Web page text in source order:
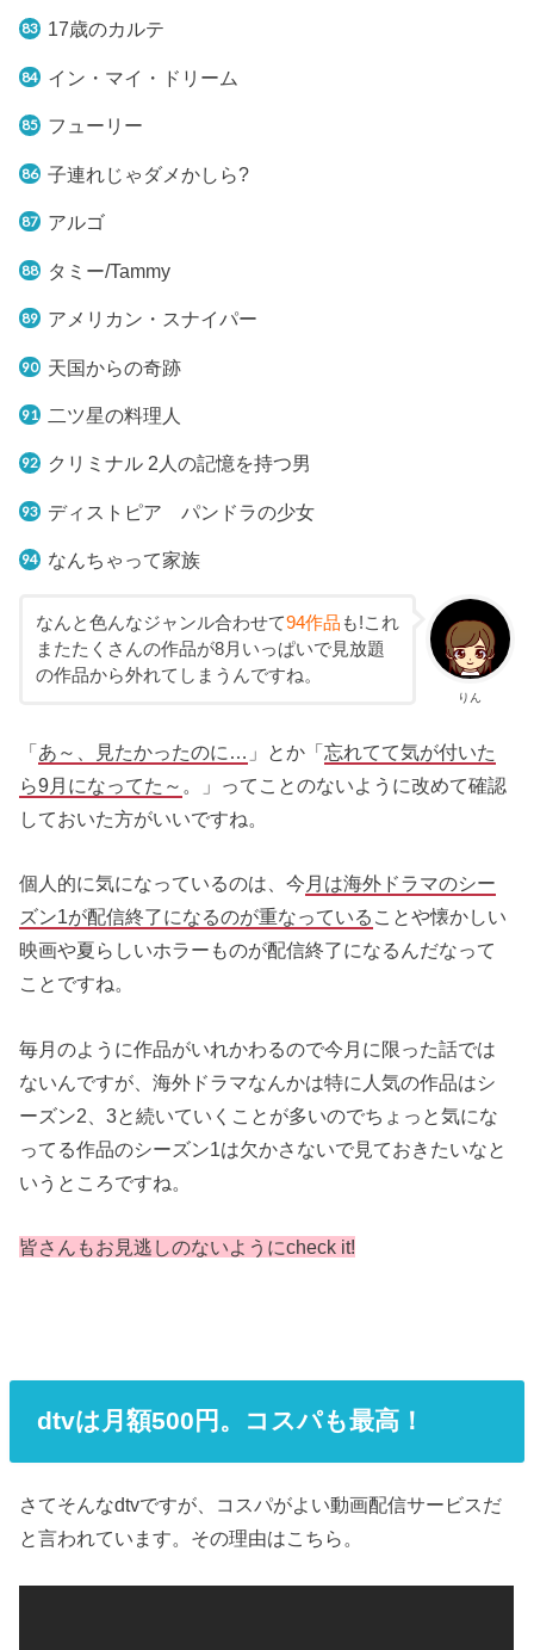
17歳のカルテ
イン・マイ・ドリーム
フューリー
子連れじゃダメかしら?
アルゴ
タミー/Tammy
アメリカン・スナイパー
天国からの奇跡
二ツ星の料理人
クリミナル 2人の記憶を持つ男
ディストピア パンドラの少女
なんちゃって家族
りん
なんと色んなジャンル合わせて94作品 も!これ
またたくさんの作品が8月いっぱいで見放題
の作品から外れてしまうんですね。
「あ～、見たかったのに… 」とか「忘れてて気が付いた
ら9月になってた～ 。」ってことのないように改めて確認
しておいた方がいいですね。
個人的に気になっているのは、今 月は海外ドラマのシー
ズン1が配信終了になるのが重なっている ことや懐かしい
映画や夏らしいホラーものが配信終了になるんだなって
ことですね。
毎月のように作品がいれかわるので今月に限った話では
ないんですが、海外ドラマなんかは特に人気の作品はシ
ーズン2、3と続いていくことが多いのでちょっと気にな
ってる作品のシーズン1は欠かさないで見ておきたいなと
いうところですね。
皆さんもお見逃しのないようにcheck it!
dtvは月額500円。コスパも最高！
さてそんなdtvですが、コスパがよい動画配信サービスだ
と言われています。その理由はこちら。